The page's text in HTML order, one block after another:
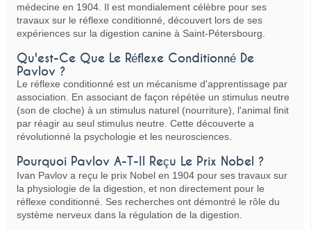
médecine en 1904. Il est mondialement célèbre pour ses
travaux sur le réflexe conditionné, découvert lors de ses
expériences sur la digestion canine à Saint-Pétersbourg.
Qu'est-Ce Que Le Réflexe Conditionné De
Pavlov ?
Le réflexe conditionné est un mécanisme d'apprentissage par
association. En associant de façon répétée un stimulus neutre
(son de cloche) à un stimulus naturel (nourriture), l'animal finit
par réagir au seul stimulus neutre. Cette découverte a
révolutionné la psychologie et les neurosciences.
Pourquoi Pavlov A-T-Il Reçu Le Prix Nobel ?
Ivan Pavlov a reçu le prix Nobel en 1904 pour ses travaux sur
la physiologie de la digestion, et non directement pour le
réflexe conditionné. Ses recherches ont démontré le rôle du
système nerveux dans la régulation de la digestion.